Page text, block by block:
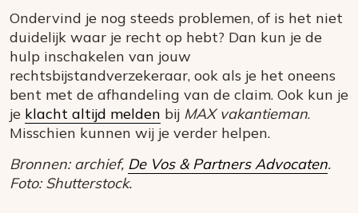
Ondervind je nog steeds problemen, of is het niet
duidelijk waar je recht op hebt? Dan kun je de
hulp inschakelen van jouw
rechtsbijstandverzekeraar, ook als je het oneens
bent met de afhandeling van de claim. Ook kun je
je klacht altijd melden bij MAX vakantieman.
Misschien kunnen wij je verder helpen.
Bronnen: archief, De Vos & Partners Advocaten.
Foto: Shutterstock.